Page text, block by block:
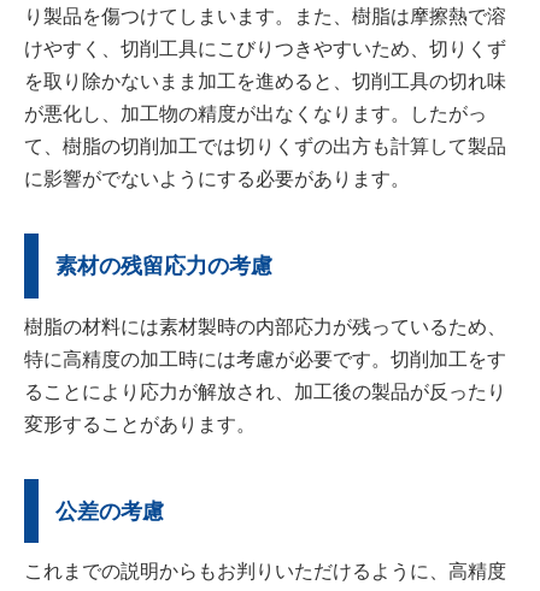
り製品を傷つけてしまいます。また、樹脂は摩擦熱で溶
けやすく、切削工具にこびりつきやすいため、切りくず
を取り除かないまま加工を進めると、切削工具の切れ味
が悪化し、加工物の精度が出なくなります。したがっ
て、樹脂の切削加工では切りくずの出方も計算して製品
に影響がでないようにする必要があります。
素材の残留応力の考慮
樹脂の材料には素材製時の内部応力が残っているため、
特に高精度の加工時には考慮が必要です。切削加工をす
ることにより応力が解放され、加工後の製品が反ったり
変形することがあります。
公差の考慮
これまでの説明からもお判りいただけるように、高精度